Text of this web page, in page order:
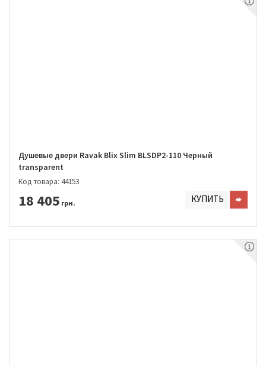
Душевые двери Ravak Blix Slim BLSDP2-110 Черный
transparent
Код товара: 44153
18 405 грн. КУПИТЬ